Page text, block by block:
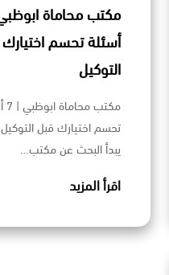
أسئلة تحسم
التوكيل
تحسم اختيارك قبل
يبدأ البحث عن مكتب…
اقرأ المزيد